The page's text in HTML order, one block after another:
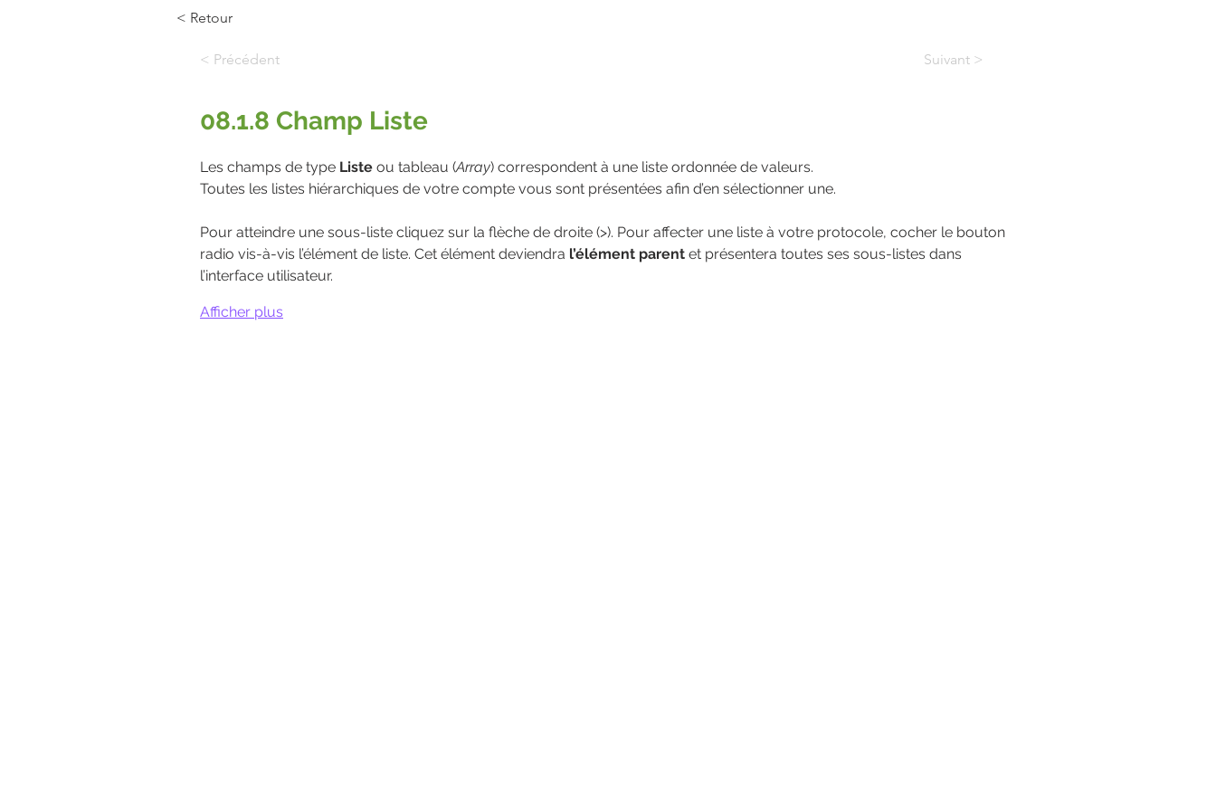
< Retour
< Précédent Suivant >
08.1.8 Champ Liste
Les champs de type Liste ou tableau (Array) correspondent à une liste ordonnée de valeurs.
Toutes les listes hiérarchiques de votre compte vous sont présentées afin d’en sélectionner une.
Pour atteindre une sous-liste cliquez sur la flèche de droite (>). Pour affecter une liste à votre protocole, cocher le bouton
radio vis-à-vis l’élément de liste. Cet élément deviendra l’élément parent et présentera toutes ses sous-listes dans
l’interface utilisateur.
Afficher plus